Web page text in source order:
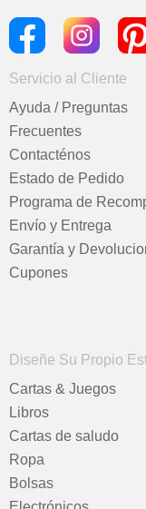
Servicio al Cliente
Ayuda / Preguntas
Frecuentes
Contacténos
Estado de Pedido
Programa de
Envío y Entrega
Garantía y
Cupones
Diseñe Su Propio
Cartas & Juegos
Libros
Cartas de saludo
Ropa
Bolsas